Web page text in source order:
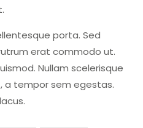
porta. Sed
erat commodo ut.
Nullam scelerisque
a tempor sem egestas.